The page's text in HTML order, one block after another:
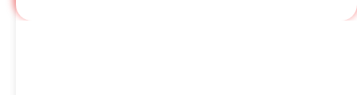
d